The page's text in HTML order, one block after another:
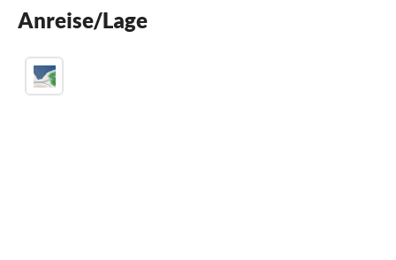
Parkplatz
Anreise/Lage